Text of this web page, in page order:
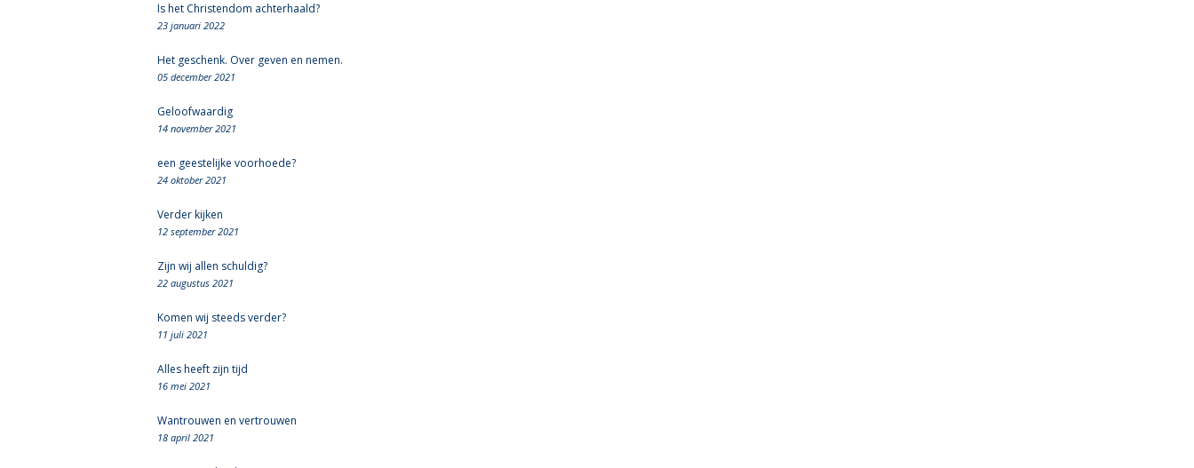
Is het Christendom achterhaald?
23 januari 2022
Het geschenk. Over geven en nemen.
05 december 2021
Geloofwaardig
14 november 2021
een geestelijke voorhoede?
24 oktober 2021
Verder kijken
12 september 2021
Zijn wij allen schuldig?
22 augustus 2021
Komen wij steeds verder?
11 juli 2021
Alles heeft zijn tijd
16 mei 2021
Wantrouwen en vertrouwen
18 april 2021